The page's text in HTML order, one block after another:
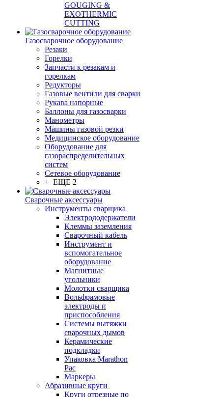
GOUGING &
EXOTHERMIC
CUTTING
Газосварочное оборудование
Резаки
Горелки
Запчасти к резакам и
горелкам
Редукторы
Газовые вентили для сварки
Рукава напорные
Баллоны для газосварки
Манометры
Машины газовой резки
Медицинское оборудование
Оборудование для
газораспределительных
систем
Сетевое оборудование
+ ЕЩЕ 2
Сварочные аксессуары
Инструменты сварщика
Электрододержатели
Клеммы заземления
Сварочный кабель
Инструмент и
вспомогательное
оборудование
Магнитные
угольники
Молотки сварщика
Вольфрамовые
электроды и
приспособления
Системы вытяжки
сварочных дымов
Керамические
подкладки
Упаковка Marathon
Pac
Маркеры
Абразивные круги
Круги отрезные по